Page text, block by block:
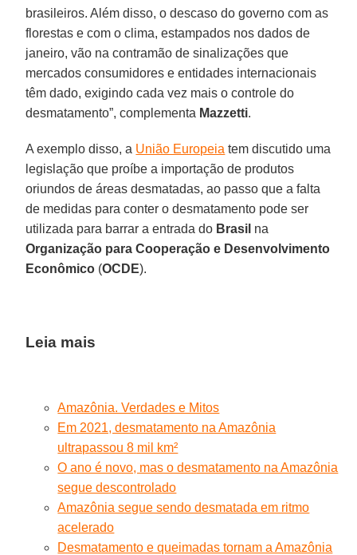
brasileiros. Além disso, o descaso do governo com as
florestas e com o clima, estampados nos dados de
janeiro, vão na contramão de sinalizações que
mercados consumidores e entidades internacionais
têm dado, exigindo cada vez mais o controle do
desmatamento”, complementa Mazzetti.
A exemplo disso, a União Europeia tem discutido uma
legislação que proíbe a importação de produtos
oriundos de áreas desmatadas, ao passo que a falta
de medidas para conter o desmatamento pode ser
utilizada para barrar a entrada do Brasil na
Organização para Cooperação e Desenvolvimento
Econômico (OCDE).
Leia mais
Amazônia. Verdades e Mitos
Em 2021, desmatamento na Amazônia
ultrapassou 8 mil km²
O ano é novo, mas o desmatamento na Amazônia
segue descontrolado
Amazônia segue sendo desmatada em ritmo
acelerado
Desmatamento e queimadas tornam a Amazônia